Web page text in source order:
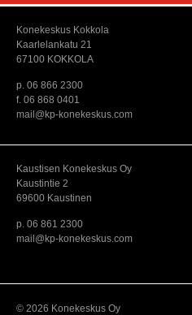
Konekeskus Kokkola
Kaarlelankatu 21
67100 KOKKOLA
p. 06 866 2300
f. 06 868 0401
mail@kp-konekeskus.com
Kaustisen Konekeskus Oy
Kaustintie 2
69600 Kaustinen
p. 06 861 2300
mail@kp-konekeskus.com
© 2026 Konekeskus Oy